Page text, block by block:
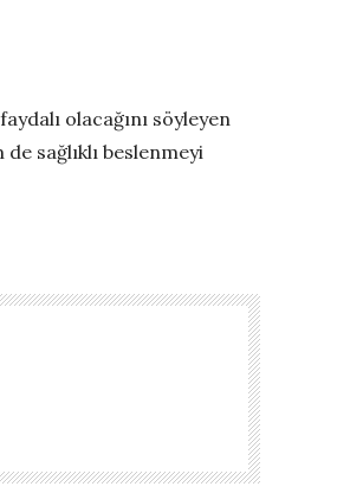
olacağını söyleyen
sağlıklı beslenmeyi